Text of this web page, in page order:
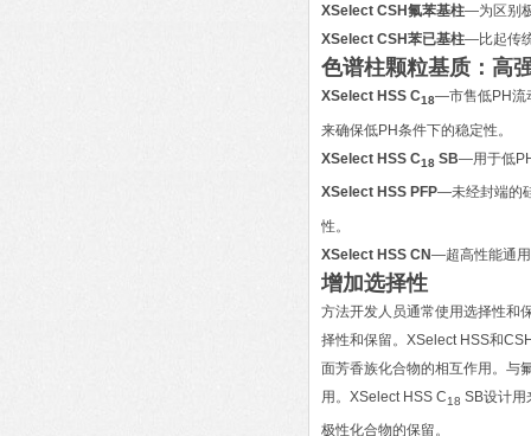
XSelect CSH氟苯基柱—为区别
XSelect CSH苯已基柱—比起传
色谱柱颗粒基质：高
XSelect HSS C18—市售低PH流
来确保低PH条件下的稳定性。
XSelect HSS C18 SB—用于低
XSelect HSS PFP—未经封端的
性。
XSelect HSS CN—超高性能通用
增加选择性
方法开发人员通常使用选择性和
择性和保留。XSelect HSS和
面芳香族化合物的相互作用。与
用。XSelect HSS C18 SB设计用
极性化合物的保留。